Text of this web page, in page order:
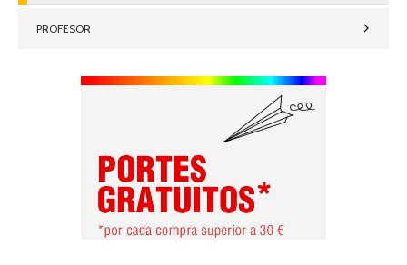
PROFESOR